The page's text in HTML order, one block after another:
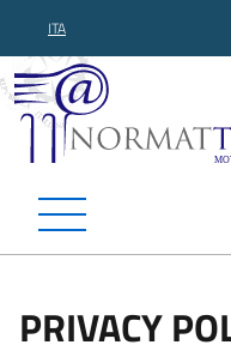
ITA
PRIVACY